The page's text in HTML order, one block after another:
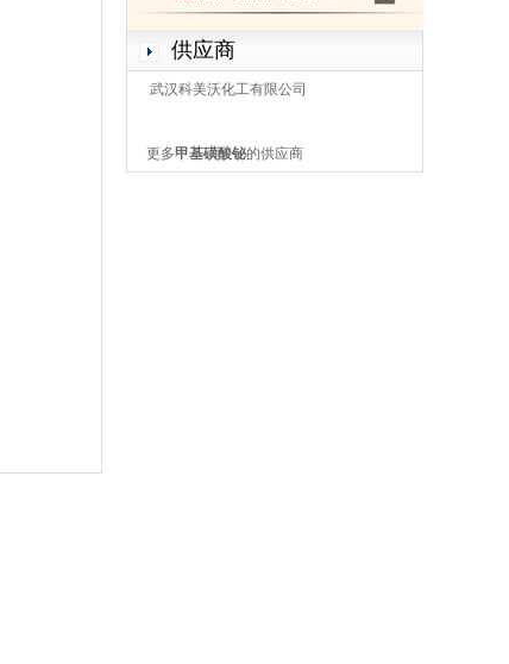
供应商
武汉科美沃化工有限公司
更多甲基磺酸铋的供应商